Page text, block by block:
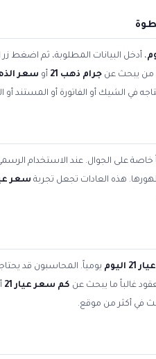
، أدخل البيانات المطلوبة، ثم اضغط
من يبحث عن جرام ذهب 21 أو سعر الذهب 21
في الشيك أو الفاتورة أو المستند
على الجوال. عند الاستخدام
هذه العادات تجعل تجربة سعر عيار 21
يومياً. المحاسبون قد
غالباً ما يبحث عن كم سعر عيار 21
في أكثر من موقع.